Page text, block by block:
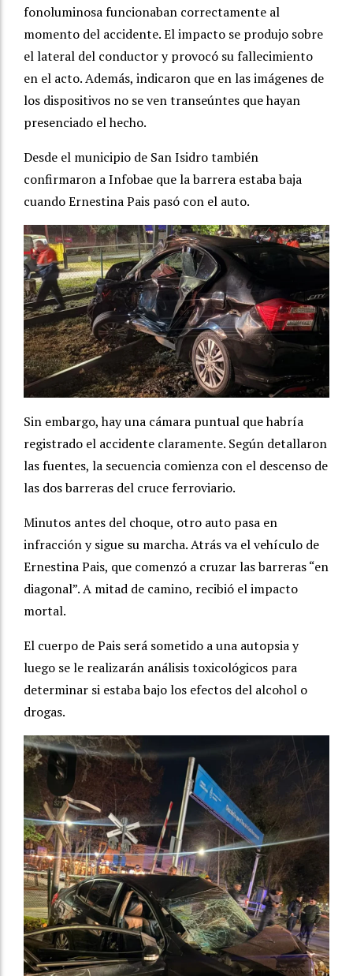
fonoluminosa funcionaban correctamente al
momento del accidente. El impacto se produjo sobre
el lateral del conductor y provocó su fallecimiento
en el acto. Además, indicaron que en las imágenes de
los dispositivos no se ven transeúntes que hayan
presenciado el hecho.
Desde el municipio de San Isidro también
confirmaron a Infobae que la barrera estaba baja
cuando Ernestina Pais pasó con el auto.
Sin embargo, hay una cámara puntual que habría
registrado el accidente claramente. Según detallaron
las fuentes, la secuencia comienza con el descenso de
las dos barreras del cruce ferroviario.
Minutos antes del choque, otro auto pasa en
infracción y sigue su marcha. Atrás va el vehículo de
Ernestina Pais, que comenzó a cruzar las barreras “en
diagonal”. A mitad de camino, recibió el impacto
mortal.
El cuerpo de Pais será sometido a una autopsia y
luego se le realizarán análisis toxicológicos para
determinar si estaba bajo los efectos del alcohol o
drogas.